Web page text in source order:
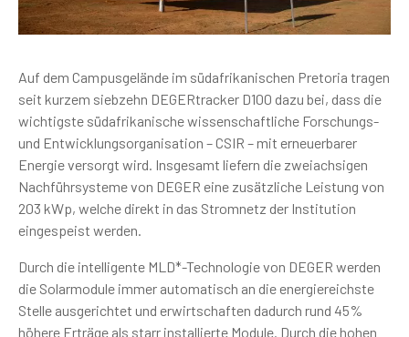
Auf dem Campusgelände im südafrikanischen Pretoria tragen
seit kurzem siebzehn DEGERtracker D100 dazu bei, dass die
wichtigste südafrikanische wissenschaftliche Forschungs-
und Entwicklungsorganisation – CSIR – mit erneuerbarer
Energie versorgt wird. Insgesamt liefern die zweiachsigen
Nachführsysteme von DEGER eine zusätzliche Leistung von
203 kWp, welche direkt in das Stromnetz der Institution
eingespeist werden.
Durch die intelligente MLD*-Technologie von DEGER werden
die Solarmodule immer automatisch an die energiereichste
Stelle ausgerichtet und erwirtschaften dadurch rund 45%
höhere Erträge als starr installierte Module. Durch die hohen